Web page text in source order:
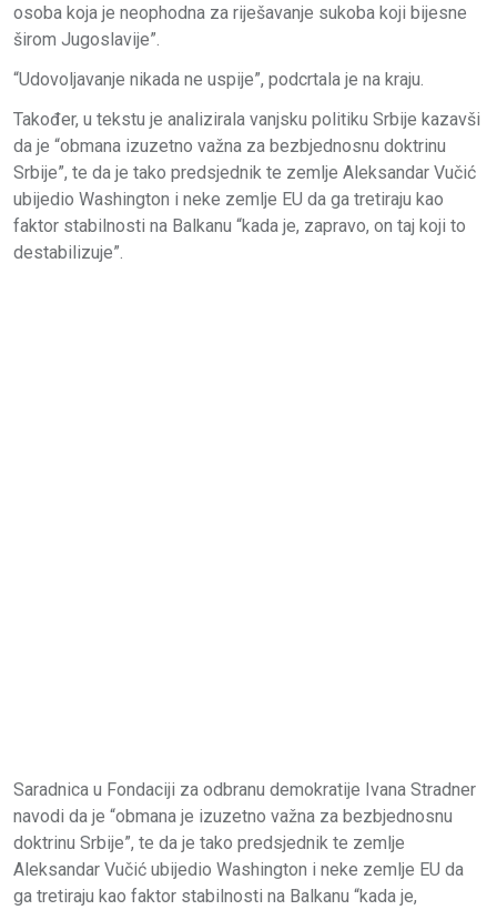
osoba koja je neophodna za riješavanje sukoba koji bijesne
širom Jugoslavije”.
“Udovoljavanje nikada ne uspije”, podcrtala je na kraju.
Također, u tekstu je analizirala vanjsku politiku Srbije kazavši
da je “obmana izuzetno važna za bezbjednosnu doktrinu
Srbije”, te da je tako predsjednik te zemlje Aleksandar Vučić
ubijedio Washington i neke zemlje EU da ga tretiraju kao
faktor stabilnosti na Balkanu “kada je, zapravo, on taj koji to
destabilizuje”.
Saradnica u Fondaciji za odbranu demokratije Ivana Stradner
navodi da je “obmana je izuzetno važna za bezbjednosnu
doktrinu Srbije”, te da je tako predsjednik te zemlje
Aleksandar Vučić ubijedio Washington i neke zemlje EU da
ga tretiraju kao faktor stabilnosti na Balkanu “kada je,